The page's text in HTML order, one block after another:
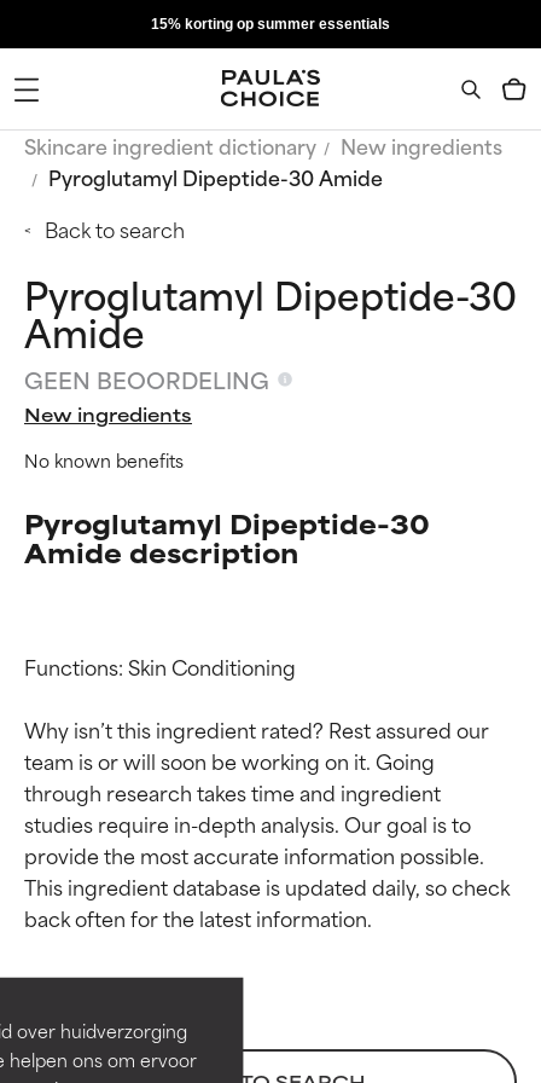
over huidverzorging
helpen ons om ervoor
15% korting op summer essentials
Skincare ingredient dictionary
New ingredients
Pyroglutamyl Dipeptide-30 Amide
Back to search
Pyroglutamyl Dipeptide-30
Amide
GEEN BEOORDELING
New ingredients
No known benefits
Pyroglutamyl Dipeptide-30
Amide description
Functions: Skin Conditioning
Why isn’t this ingredient rated? Rest assured our
team is or will soon be working on it. Going
through research takes time and ingredient
studies require in-depth analysis. Our goal is to
provide the most accurate information possible.
This ingredient database is updated daily, so check
Beoordelingen van
ingrediënten
Bewezen en ondersteund door
onafhankelijk onderzoek.
Beoordelingen van
ingrediënten
Bewezen en ondersteund door
onafhankelijk onderzoek.